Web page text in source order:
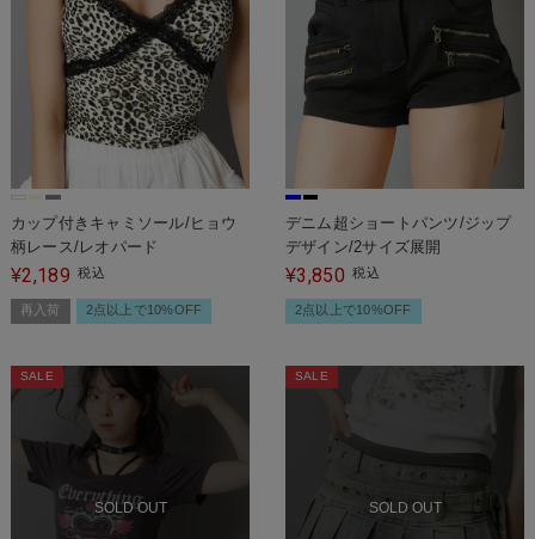
カップ付きキャミソール/ヒョウ
柄レース/レオパード
¥2,189 税込
再入荷 2点以上で10%OFF
デニム超ショートパンツ/ジップ
デザイン/2サイズ展開
¥3,850 税込
2点以上で10%OFF
SOLD OUT
SALE
SOLD OUT
SALE